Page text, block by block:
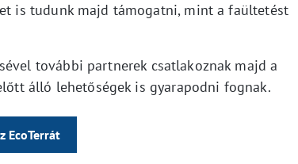
is tudunk majd támogatni, mint a faültetést
további partnerek csatlakoznak majd a
álló lehetőségek is gyarapodni fognak.
EcoTerrát